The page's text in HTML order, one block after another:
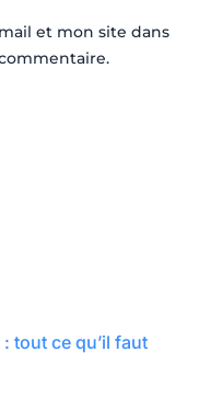
et mon site dans
tout ce qu’il faut